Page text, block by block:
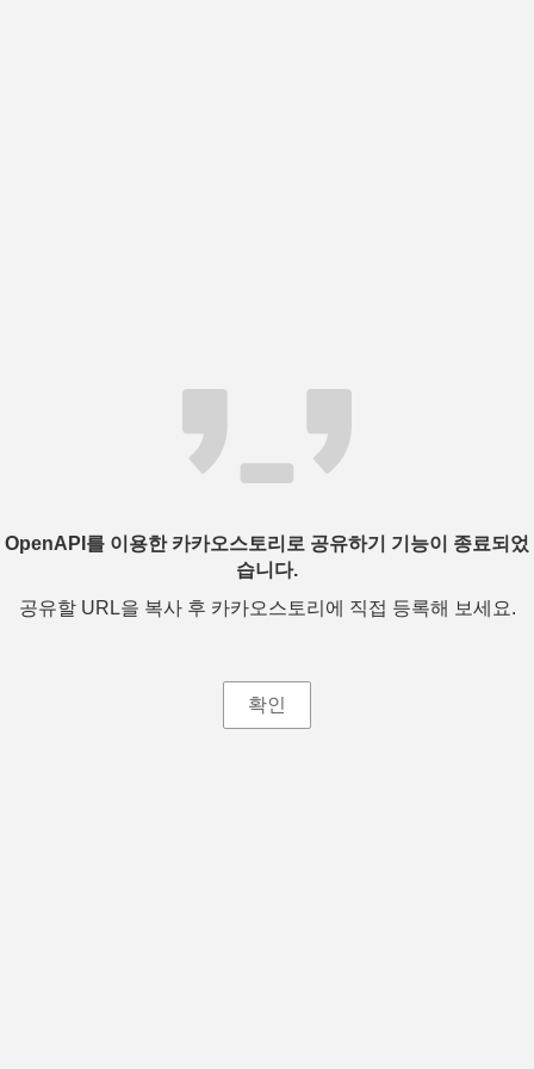
OpenAPI를 이용한 카카오스토리로 공유하기 기능이 종료되었
습니다.
공유할 URL을 복사 후 카카오스토리에 직접 등록해 보세요.
확인